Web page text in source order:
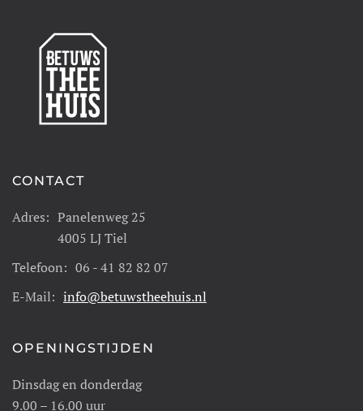
CONTACT
Adres: Panelenweg 25
4005 LJ Tiel
Telefoon: 06 - 41 82 82 07
E-Mail: info@betuwstheehuis.nl
OPENINGSTIJDEN
Dinsdag en donderdag
9.00 – 16.00 uur